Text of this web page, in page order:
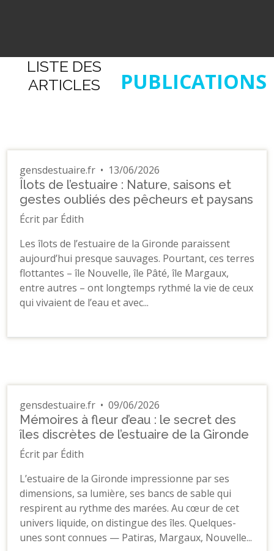
LISTE DES
ARTICLES
PUBLICATIONS
gensdestuaire.fr • 13/06/2026
Îlots de l’estuaire : Nature, saisons et
gestes oubliés des pêcheurs et paysans
Écrit par Édith
Les îlots de l’estuaire de la Gironde paraissent
aujourd’hui presque sauvages. Pourtant, ces terres
flottantes – île Nouvelle, île Pâté, île Margaux,
entre autres – ont longtemps rythmé la vie de ceux
qui vivaient de l’eau et avec...
gensdestuaire.fr • 09/06/2026
Mémoires à fleur d’eau : le secret des
îles discrètes de l’estuaire de la Gironde
Écrit par Édith
L’estuaire de la Gironde impressionne par ses
dimensions, sa lumière, ses bancs de sable qui
respirent au rythme des marées. Au cœur de cet
univers liquide, on distingue des îles. Quelques-
unes sont connues — Patiras, Margaux, Nouvelle...